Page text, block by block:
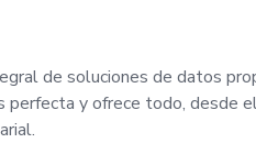
de
de
de soluciones de datos
perfecta y ofrece todo, desde